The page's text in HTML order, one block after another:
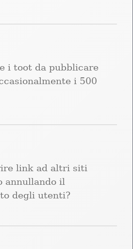
i toot da pubblicare
i 500
link ad altri siti
annullando il
degli utenti?